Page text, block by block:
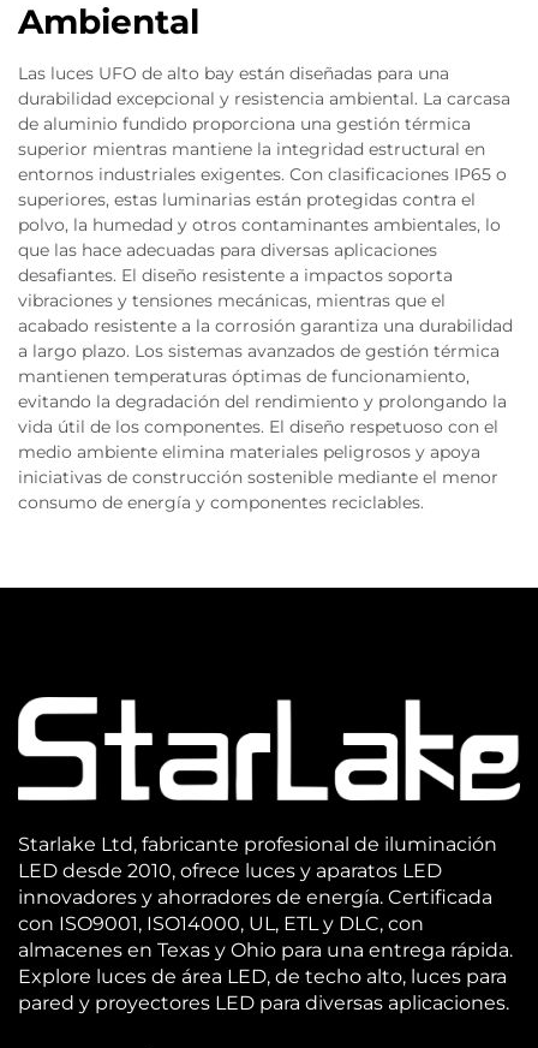
Ambiental
Las luces UFO de alto bay están diseñadas para una
durabilidad excepcional y resistencia ambiental. La carcasa
de aluminio fundido proporciona una gestión térmica
superior mientras mantiene la integridad estructural en
entornos industriales exigentes. Con clasificaciones IP65 o
superiores, estas luminarias están protegidas contra el
polvo, la humedad y otros contaminantes ambientales, lo
que las hace adecuadas para diversas aplicaciones
desafiantes. El diseño resistente a impactos soporta
vibraciones y tensiones mecánicas, mientras que el
acabado resistente a la corrosión garantiza una durabilidad
a largo plazo. Los sistemas avanzados de gestión térmica
mantienen temperaturas óptimas de funcionamiento,
evitando la degradación del rendimiento y prolongando la
vida útil de los componentes. El diseño respetuoso con el
medio ambiente elimina materiales peligrosos y apoya
iniciativas de construcción sostenible mediante el menor
consumo de energía y componentes reciclables.
Starlake Ltd, fabricante profesional de iluminación
LED desde 2010, ofrece luces y aparatos LED
innovadores y ahorradores de energía. Certificada
con ISO9001, ISO14000, UL, ETL y DLC, con
almacenes en Texas y Ohio para una entrega rápida.
Explore luces de área LED, de techo alto, luces para
pared y proyectores LED para diversas aplicaciones.